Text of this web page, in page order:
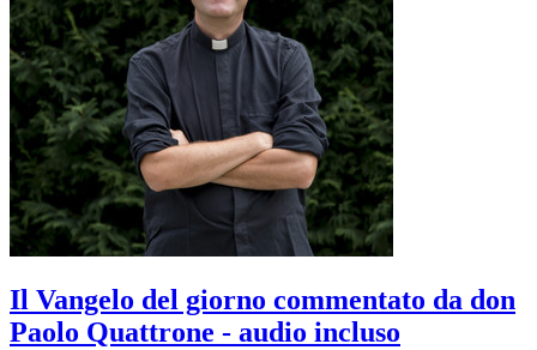
Il Vangelo del giorno commentato da don
Paolo Quattrone - audio incluso